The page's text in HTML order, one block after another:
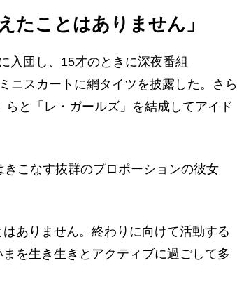
たことはありません」
入団し、15才のときに深夜番組
ニスカートに網タイツを披露した。さら
と「レ・ガールズ」を結成してアイド
こなす抜群のプロポーションの彼女
ありません。終わりに向けて活動する
を生き生きとアクティブに過ごして多